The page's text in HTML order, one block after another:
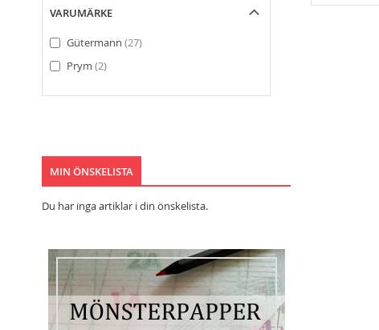
VARUMÄRKE
Gütermann 27
Prym 2
MIN ÖNSKELISTA
Du har inga artiklar i din önskelista.